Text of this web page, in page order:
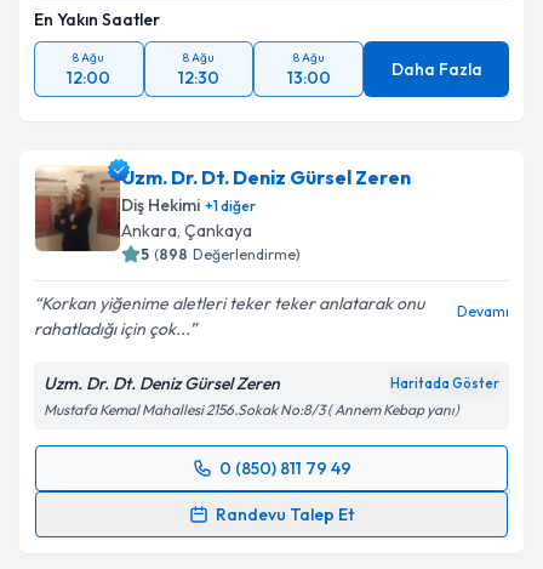
En Yakın Saatler
8 Ağu
12:00
8 Ağu
12:30
8 Ağu
13:00 Daha Fazla
Uzm. Dr. Dt. Deniz Gürsel Zeren
Diş Hekimi +1diğer
Ankara, Çankaya
5 (898 Değerlendirme)
Korkan yiğenime aletleri teker teker anlatarak onu
rahatladığı için çok...
Devamı
Uzm. Dr. Dt. Deniz Gürsel Zeren Haritada Göster
Mustafa Kemal Mahallesi 2156.Sokak No:8/3 ( Annem Kebap yanı)
0 (850) 811 79 49
Randevu Talep Et
Randevu Takvimi Talebi